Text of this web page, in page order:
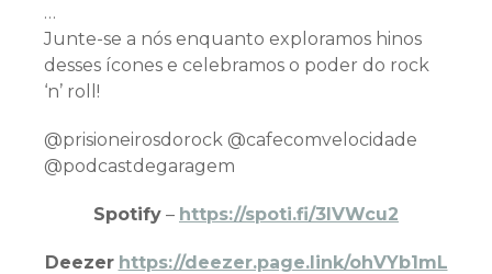
…
Junte-se a nós enquanto exploramos hinos
desses ícones e celebramos o poder do rock
‘n’ roll!
@prisioneirosdorock @cafecomvelocidade
@podcastdegaragem
Spotify – https://spoti.fi/3IVWcu2
Deezer https://deezer.page.link/ohVYb1mL